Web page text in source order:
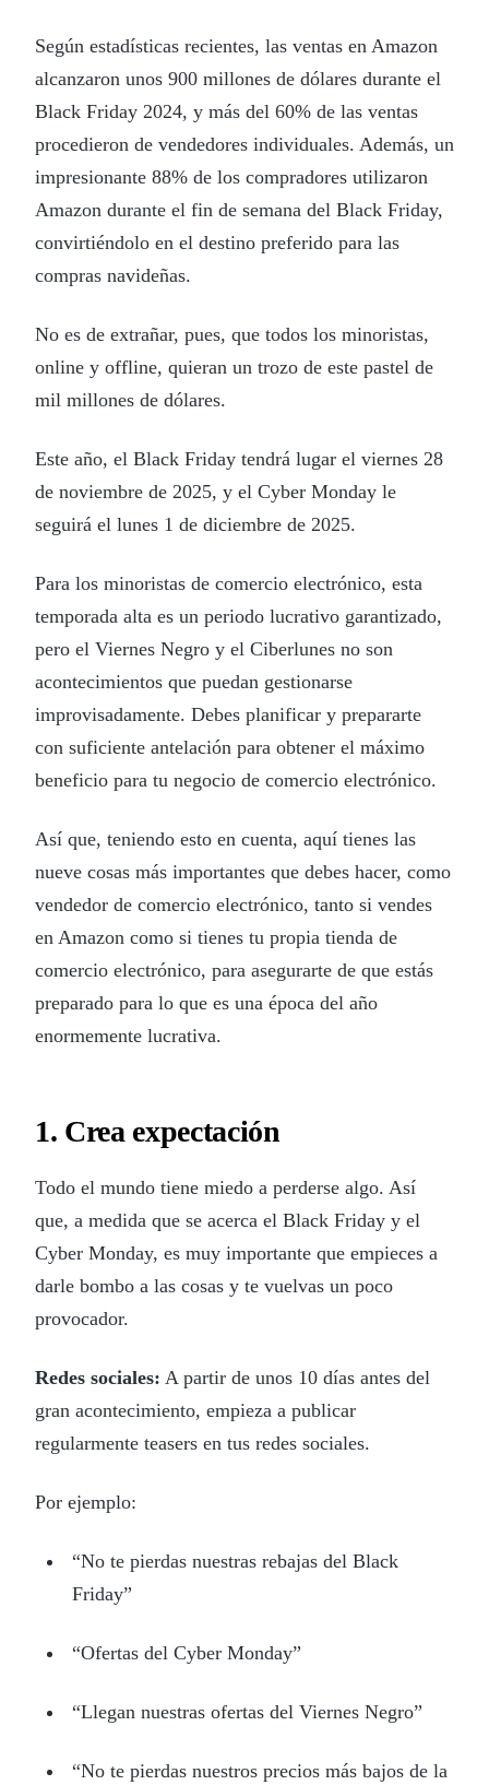
Según estadísticas recientes, las ventas en Amazon
alcanzaron unos 900 millones de dólares durante el
Black Friday 2024, y más del 60% de las ventas
procedieron de vendedores individuales. Además, un
impresionante 88% de los compradores utilizaron
Amazon durante el fin de semana del Black Friday,
convirtiéndolo en el destino preferido para las
compras navideñas.
No es de extrañar, pues, que todos los minoristas,
online y offline, quieran un trozo de este pastel de
mil millones de dólares.
Este año, el Black Friday tendrá lugar el viernes 28
de noviembre de 2025, y el Cyber Monday le
seguirá el lunes 1 de diciembre de 2025.
Para los minoristas de comercio electrónico, esta
temporada alta es un periodo lucrativo garantizado,
pero el Viernes Negro y el Ciberlunes no son
acontecimientos que puedan gestionarse
improvisadamente. Debes planificar y prepararte
con suficiente antelación para obtener el máximo
beneficio para tu negocio de comercio electrónico.
Así que, teniendo esto en cuenta, aquí tienes las
nueve cosas más importantes que debes hacer, como
vendedor de comercio electrónico, tanto si vendes
en Amazon como si tienes tu propia tienda de
comercio electrónico, para asegurarte de que estás
preparado para lo que es una época del año
enormemente lucrativa.
1. Crea expectación
Todo el mundo tiene miedo a perderse algo. Así
que, a medida que se acerca el Black Friday y el
Cyber Monday, es muy importante que empieces a
darle bombo a las cosas y te vuelvas un poco
provocador.
Redes sociales: A partir de unos 10 días antes del
gran acontecimiento, empieza a publicar
regularmente teasers en tus redes sociales.
Por ejemplo:
“No te pierdas nuestras rebajas del Black
Friday”
“Ofertas del Cyber Monday”
“Llegan nuestras ofertas del Viernes Negro”
“No te pierdas nuestros precios más bajos de la